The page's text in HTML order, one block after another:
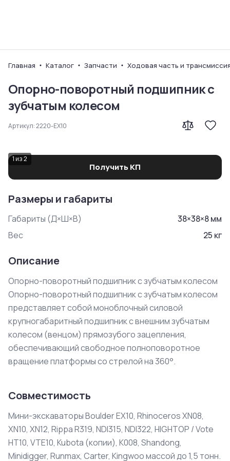
Главная Каталог Запчасти Ходовая часть и
Опорно-поворотный подшипник с
зубчатым колесом
Артикул:2220-EX10
1 из2
Получить КП
Размеры и габариты
Габариты (Д×Ш×В) 38×38×8мм
Вес
25 кг
Описание
Опорно-поворотный подшипник с зубчатым колесом
Опорно-поворотный подшипник с зубчатым колесом
представляет собой моноблочный силовой
крупногабаритный подшипник с внешним зубчатым
колесом (венцом) прямозубого зацепления,
обеспечивающий свободное полноповоротное
вращение платформы со стрелой на 360°.
Совместимость
Мини-экскаваторы Boulder EX10, Rhinoceros XN08,
XN10, XN12, Rippa R319, NDI315, NDI322, HIGHTOP / Vote
HT10, VTE10, Kubota (копии), К008, Shandong,
Minidigger, Runmax, Carter, Kingwoo массой до 1,5 тонн.